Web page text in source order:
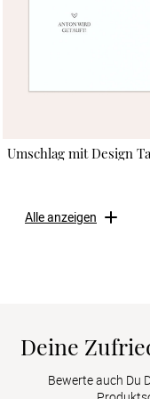
Umschlag mit Design
Alle anzeigen
Deine
Bewerte auch Du